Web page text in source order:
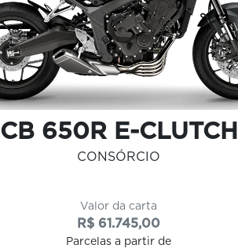
CB 650R E-CLUTCH
CONSÓRCIO
Valor da carta
R$ 61.745,00
Parcelas a partir de